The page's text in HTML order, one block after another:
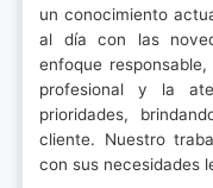
un conocimiento
al día con las
enfoque
profesional y la
prioridades,
cliente. Nuestro
con sus necesidades